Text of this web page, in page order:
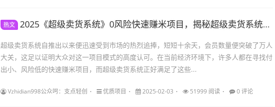
热文 2025《超级卖货系统》0风险快速赚米项目，揭秘超级卖货系统的成功秘诀！
超级卖货系统自推出以来便迅速受到市场的热烈追捧，短短十余天，会员数量便突破了万人
大关，这足以证明大众对这一项目模式的高度认可。在当前经济环境下，许多人都在寻找付
出小、风险低的快速赚米项目，而超级卖货系统正好满足了这些...
Vzhidian998公众呺：支点轻创 优质项目 2025-02-03 51999 阅读 0 评论